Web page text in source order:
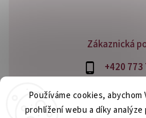
Používáme cookies, abychom
prohlížení webu a díky
Zákaznická
+420 773